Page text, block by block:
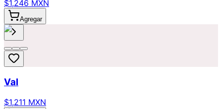
$1,246 MXN
Agregar
Val
$1,211 MXN